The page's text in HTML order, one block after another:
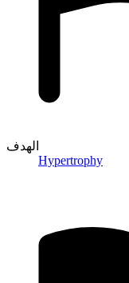
الهدف
Hypertrophy